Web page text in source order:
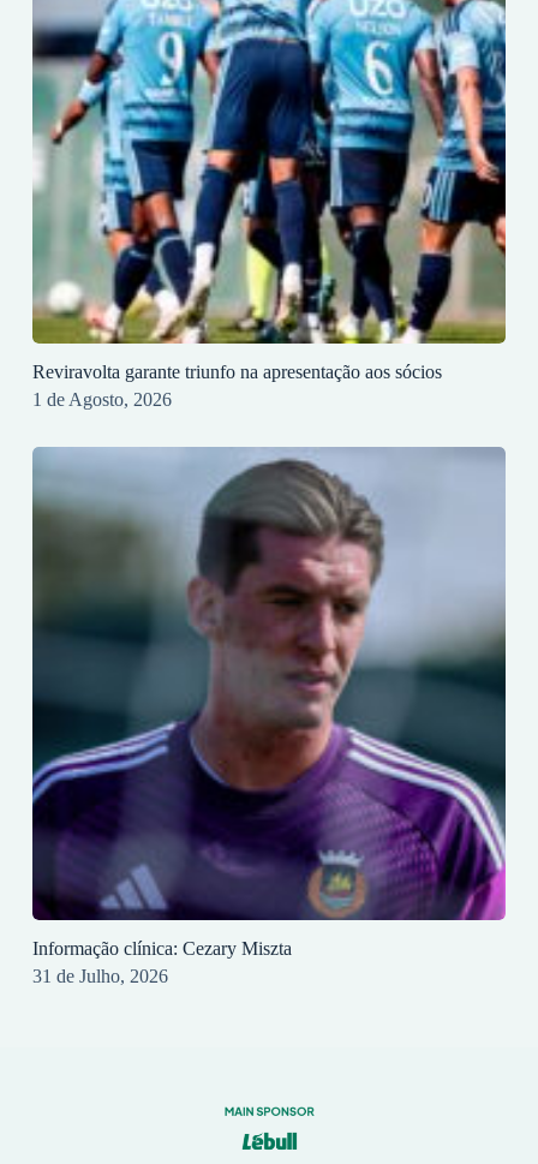
Reviravolta garante triunfo na apresentação aos sócios
1 de Agosto, 2026
Informação clínica: Cezary Miszta
31 de Julho, 2026